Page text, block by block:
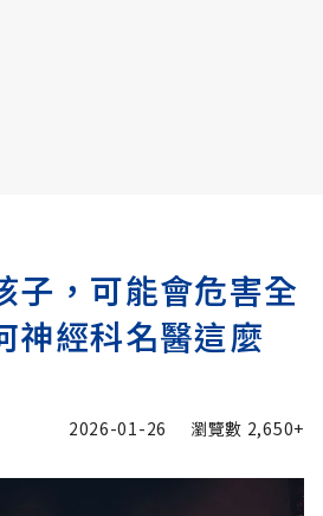
子，可能會危害全
神經科名醫這麼
2026-01-26 瀏覽數 2,650+